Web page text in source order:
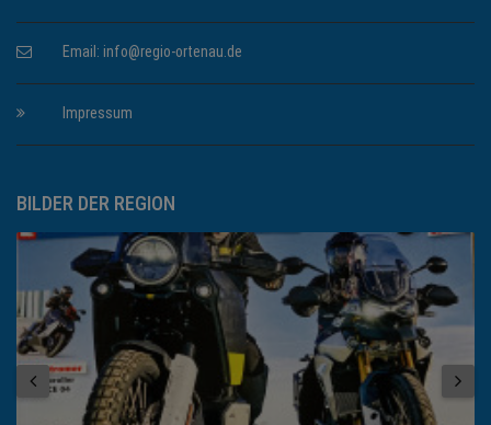
Email: info@regio-ortenau.de
Impressum
BILDER DER REGION